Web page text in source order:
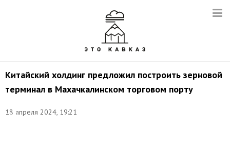
Китайский холдинг предложил построить зерновой
терминал в Махачкалинском торговом порту
18 апреля 2024, 19:21
Муса